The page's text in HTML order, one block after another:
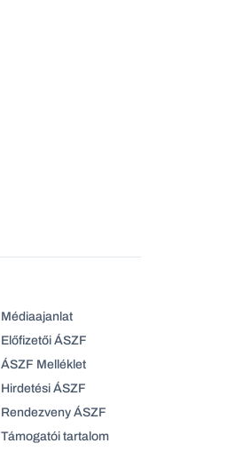
Médiaajanlat
Előfizetői ÁSZF
ÁSZF Melléklet
Hirdetési ÁSZF
Rendezveny ÁSZF
Támogatói tartalom